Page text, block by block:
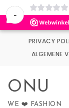
- Wij
PRIVACY
ALGEMENE
ONU
WE ❤️ FASHION